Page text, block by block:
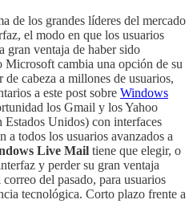
de los grandes líderes del mercado
el modo en que los usuarios
gran ventaja de haber sido
Microsoft cambia una opción de su
cabeza a millones de usuarios,
a este post sobre Windows
los Gmail y los Yahoo
Unidos) con interfaces
a todos los usuarios avanzados a
Live Mail tiene que elegir, o
y perder su gran ventaja
del pasado, para usuarios
tecnológica. Corto plazo frente a